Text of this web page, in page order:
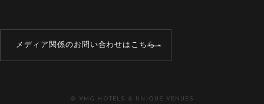
メディア関係のお問い合わせはこちら
© VMG HOTELS & UNIQUE VENUES